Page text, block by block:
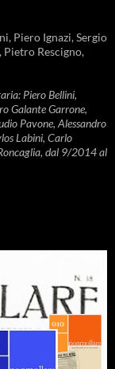
Piero Ignazi, Sergio
Rescigno,
Piero Bellini,
Galante Garrone,
Pavone, Alessandro
Labini, Carlo
dal 9/2014 al